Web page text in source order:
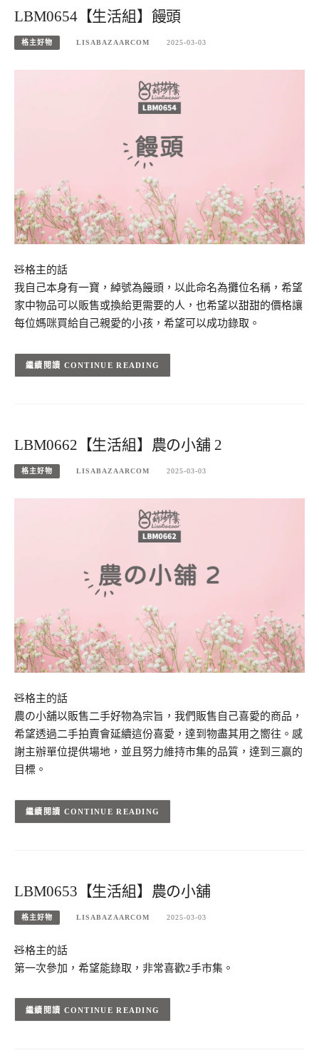
LBM0654【生活組】饅頭
格主好物 LISABAZAARCOM 2025-03-03
🧸格主的話
我自己本身有一寶，綽號為饅頭，以此命名為攤位名稱，希望
家中物品可以販售或換給更需要的人，也希望以甜甜的價格讓
每位媽咪買給自己親愛的小孩，希望可以成功錄取。
CONTINUE READING
LBM0662【生活組】農の小舖 2
格主好物 LISABAZAARCOM 2025-03-03
🧸格主的話
農の小舖以販售二手好物為宗旨，我們販售自己喜愛的商品，
希望透過二手拍賣會延續這份喜愛，達到物盡其用之嚮往。感
謝主辦單位提供場地，並且努力維持市集的品質，達到三贏的
目標。
CONTINUE READING
LBM0653【生活組】農の小舖
格主好物 LISABAZAARCOM 2025-03-03
🧸格主的話
第一次參加，希望能錄取，非常喜歡2手市集。
CONTINUE READING